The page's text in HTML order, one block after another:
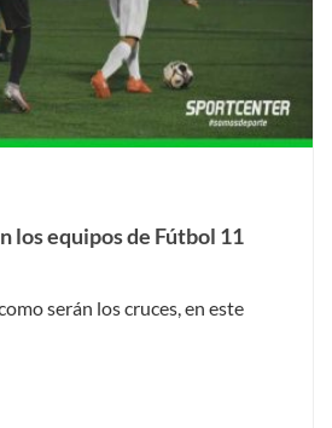
los equipos de Fútbol 11
serán los cruces, en este